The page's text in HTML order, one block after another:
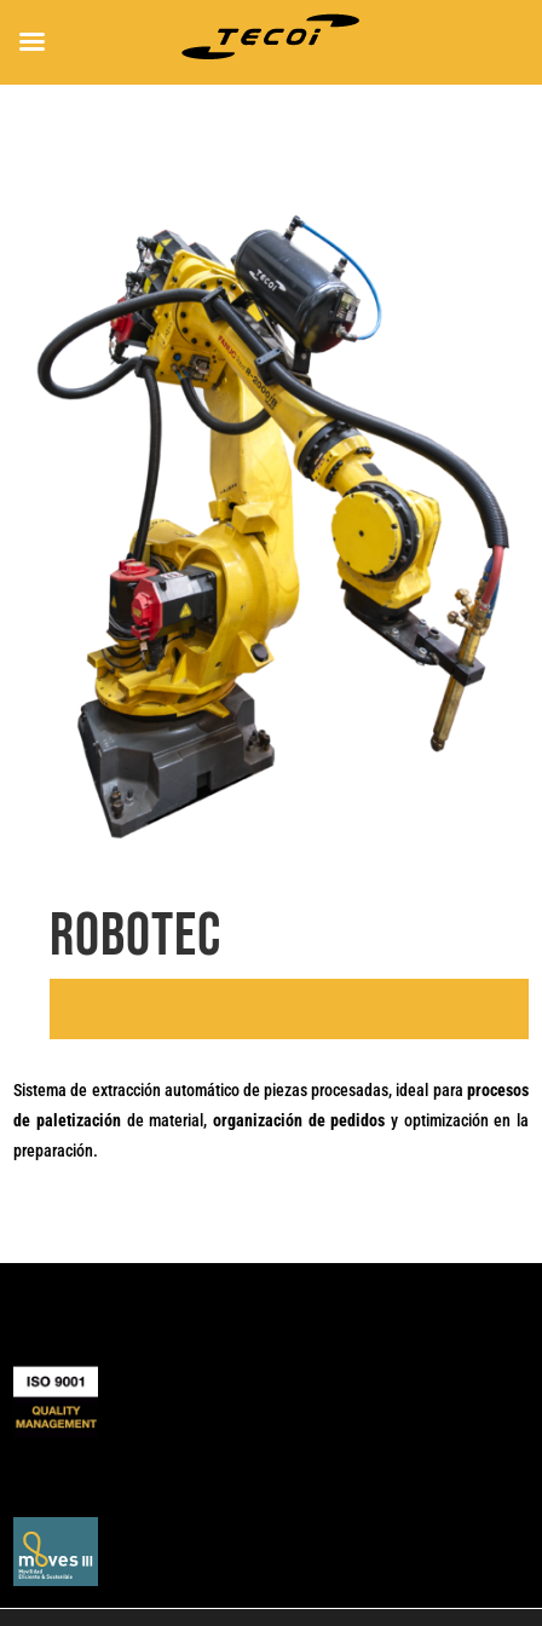
ROBOTEC
Sistema de extracción automático de piezas procesadas, ideal para procesos
de paletizaciónde material, organización de pedidos y optimización en la
preparación.